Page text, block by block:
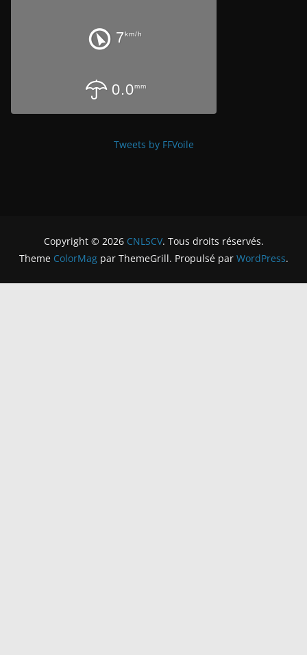
7km/h
0.0mm
Tweets by FFVoile
Copyright © 2026 CNLSCV. Tous droits réservés.
Theme ColorMagpar ThemeGrill. Propulsé par WordPress.